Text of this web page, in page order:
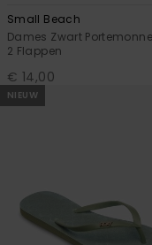
Small Beach
Dames Zwart
2 Flappen
€ 14,00
NIEUW